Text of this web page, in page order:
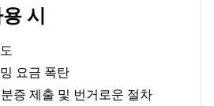
시
요금 폭탄
증 제출 및 번거로운 절차